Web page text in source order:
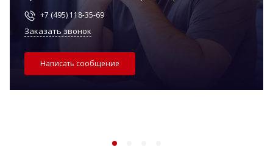
+7 (495) 118-35-69
Заказать звонок
Написать сообщение